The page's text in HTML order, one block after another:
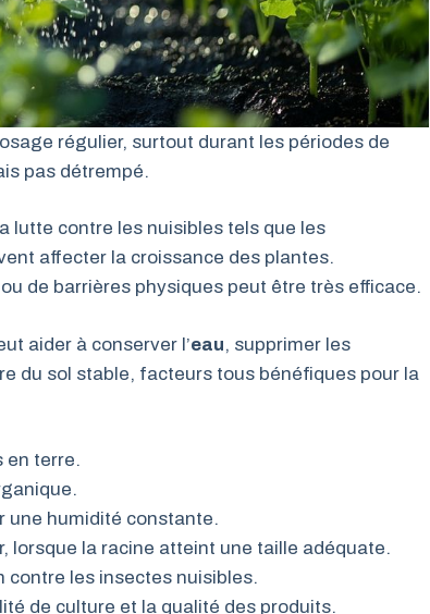
régulier, surtout durant les périodes de
pas détrempé.
lutte contre les nuisibles tels que les
affecter la croissance des plantes.
de barrières physiques peut être très efficace.
aider à conserver l’eau, supprimer les
du sol stable, facteurs tous bénéfiques pour la
en terre.
une humidité constante.
lorsque la racine atteint une taille adéquate.
contre les insectes nuisibles.
de culture et la qualité des produits.